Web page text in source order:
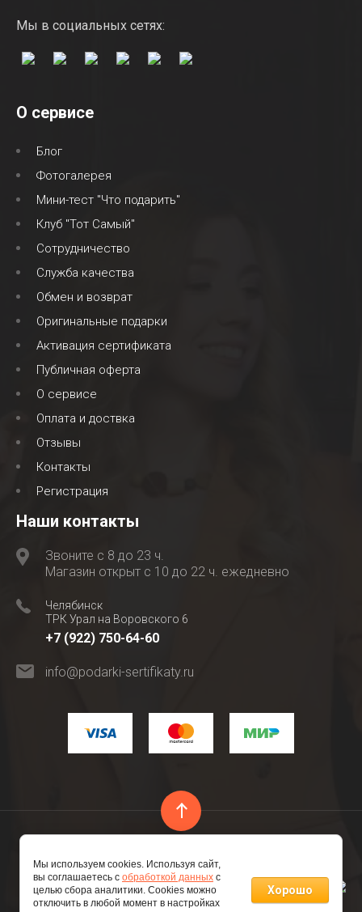
Мы в социальных сетях:
О сервисе
Блог
Фотогалерея
Мини-тест "Что подарить"
Клуб "Тот Самый"
Сотрудничество
Служба качества
Обмен и возврат
Оригинальные подарки
Активация сертификата
Публичная оферта
О сервисе
Оплата и доствка
Отзывы
Контакты
Регистрация
Наши контакты
Звоните с 8 до 23 ч.
Магазин открыт с 10 до 22 ч. ежедневно
Челябинск
ТРК Урал на Воровского 6
+7 (922) 750-64-60
info@podarki-sertifikaty.ru
Copyright © 2016 - 2026 ИП Глубокова М.В. ИНН
741206809521 ОГРНИП 316745600182896
Мы используем cookies. Используя сайт,
вы соглашаетесь с обработкой данных с
целью сбора аналитики. Cookies можно
отключить в любой момент в настройках
Хорошо